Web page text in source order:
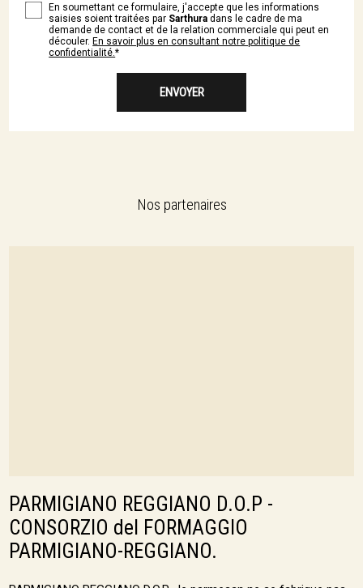
En soumettant ce formulaire, j'accepte que les informations
saisies soient traitées par Sarthura dans le cadre de ma
demande de contact et de la relation commerciale qui peut en
découler.En savoir plus en consultant notre politique de
confidentialité.*
Nos partenaires
PARMIGIANO REGGIANO D.O.P -
CONSORZIO del FORMAGGIO
PARMIGIANO-REGGIANO.